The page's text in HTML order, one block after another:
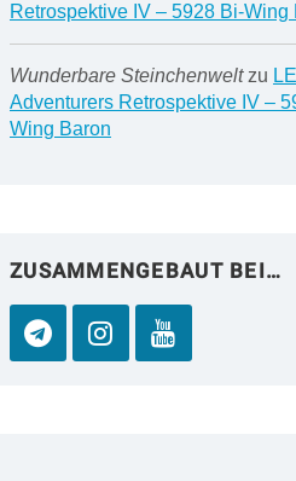
Retrospektive IV – 5928 Bi-Wing
Wunderbare Steinchenweltzu
Adventurers Retrospektive IV –
Wing Baron
ZUSAMMENGEBAUT BEI…